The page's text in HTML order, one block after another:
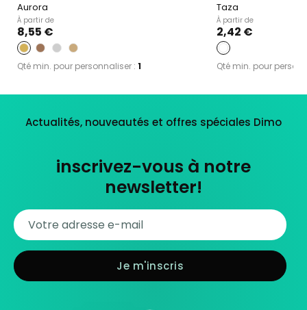
Aurora
À partir de
8,55 €
Qté min. pour personnaliser : 1
Taza
À partir de
2,42 €
Qté min. pour
Actualités, nouveautés et offres spéciales Dimo
inscrivez-vous à notre
newsletter!